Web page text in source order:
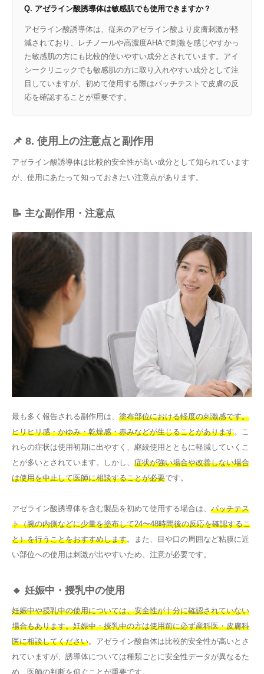
Q. アゼライン酸誘導体は敏感肌でも使用できますか？
アゼライン酸誘導体は、従来のアゼライン酸より皮膚刺激が軽
減されており、レチノールや高濃度AHAで刺激を感じやすかっ
た敏感肌の方にも比較的使いやすい成分とされています。アイ
シークリニックでも敏感肌の方に取り入れやすい成分として注
目していますが、初めて使用する際はパッチテストで皮膚の反
応を確認することが重要です。
📌 8. 使用上の注意点と副作用
アゼライン酸誘導体は比較的安全性が高い成分として知られています
が、使用にあたって知っておきたい注意点があります。
📝 主な副作用・注意点
最も多く報告される副作用は、 塗布部位における軽度の刺激感です。
ヒリヒリ感・かゆみ・乾燥感・赤みなどが生じることがあります。こ
れらの症状は使用初期に出やすく、継続使用とともに軽減していくこ
とが多いとされています。しかし、 症状が強い場合や改善しない場合
は使用を中止して医師に相談することが必要です。
アゼライン酸誘導体を含む製品を初めて使用する場合は、 パッチテス
ト（腕の内側などに少量を塗布して24〜48時間後の反応を確認するこ
と）を行うことをおすすめします。また、目や口の周囲など粘膜に近
い部位への使用は刺激が出やすいため、注意が必要です。
🔸 妊娠中・授乳中の使用
妊娠中や授乳中の使用については、安全性が十分に確認されていない
場合もあります。妊娠中・授乳中の方は使用前に必ず産科医・皮膚科
医に相談してください。アゼライン酸自体は比較的安全性が高いとさ
れていますが、誘導体については種類ごとに安全性データが異なるた
め、医師の判断を仰ぐことが重要です。